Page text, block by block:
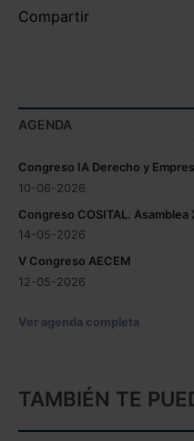
Compartir
AGENDA
Congreso IA Derecho y
10-06-2026
Congreso COSITAL. Asamblea
14-05-2026
V Congreso AECEM
12-05-2026
Ver agenda completa
TAMBIÉN TE